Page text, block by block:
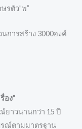
รตัว”พ”
การสร้าง 3000องค์
อง”
ยาวนานกว่า 15 ปี
รณ์ตามมาตรฐาน